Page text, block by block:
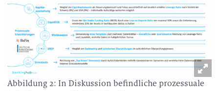
e
v
e
r
a
Abbildung 2: In Diskussion befindliche prozessuale